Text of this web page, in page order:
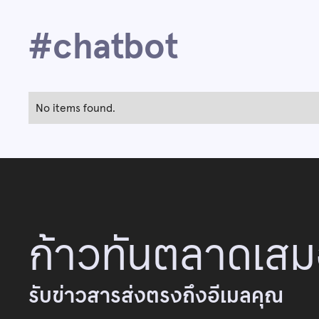
#chatbot
No items found.
ก้าวทันตลาดเส
รับข่าวสารส่งตรงถึงอีเมลคุณ